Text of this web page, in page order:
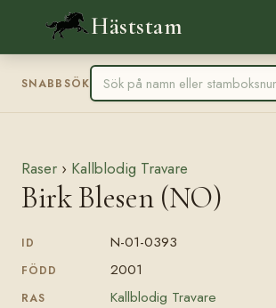
Häststam
SNABBSÖK
Raser › Kallblodig Travare
Birk Blesen (NO)
ID N-01-0393
FÖDD 2001
RAS Kallblodig Travare